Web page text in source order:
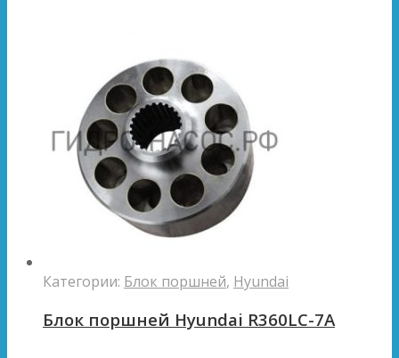
Категории: Блок поршней, Hyundai
Блок поршней Hyundai R360LC-7A